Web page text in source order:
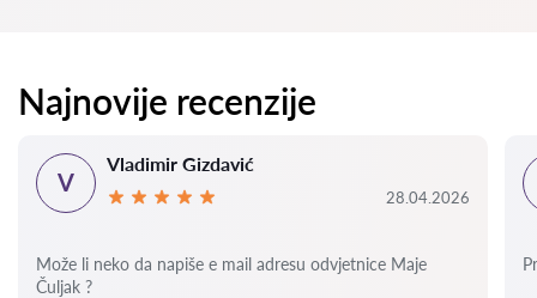
Najnovije recenzije
V
Vladimir Gizdavić
28.04.2026
Može li neko da napiše e mail adresu odvjetnice Maje
Čuljak ?